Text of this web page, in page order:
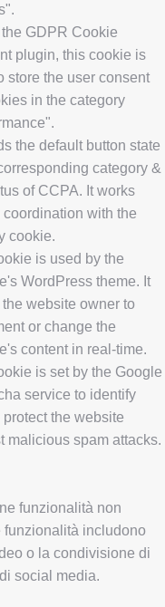
GDPR Cookie
plugin, this cookie is
store the user consent
in the category
the default button state
category &
of CCPA. It works
with the
cookie.
is used by the
WordPress theme. It
website owner to
or change the
content in real-time.
is set by the Google
service to identify
protect the website
malicious spam attacks.
funzionalità non
funzionalità includono
o la condivisione di
social media.